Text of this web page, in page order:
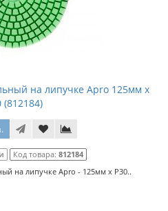
на липучке Apro 125мм x
(812184)
Код товара: 812184
на липучке Apro - 125мм x P30..